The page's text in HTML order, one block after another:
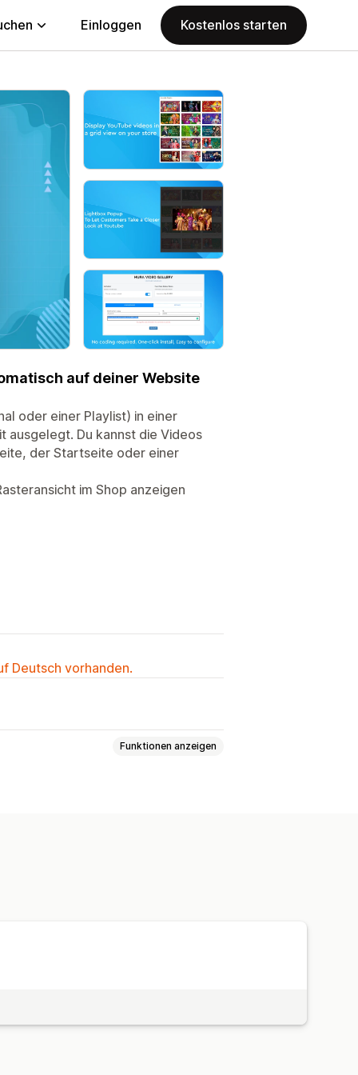
Einloggen Kostenlos starten
auf deiner Website
oder einer Playlist) in einer
ausgelegt. Du kannst die Videos
der Startseite oder einer
im Shop anzeigen
Deutsch vorhanden.
Funktionen anzeigen